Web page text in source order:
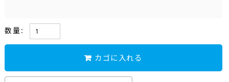
数量:
カゴに入れる